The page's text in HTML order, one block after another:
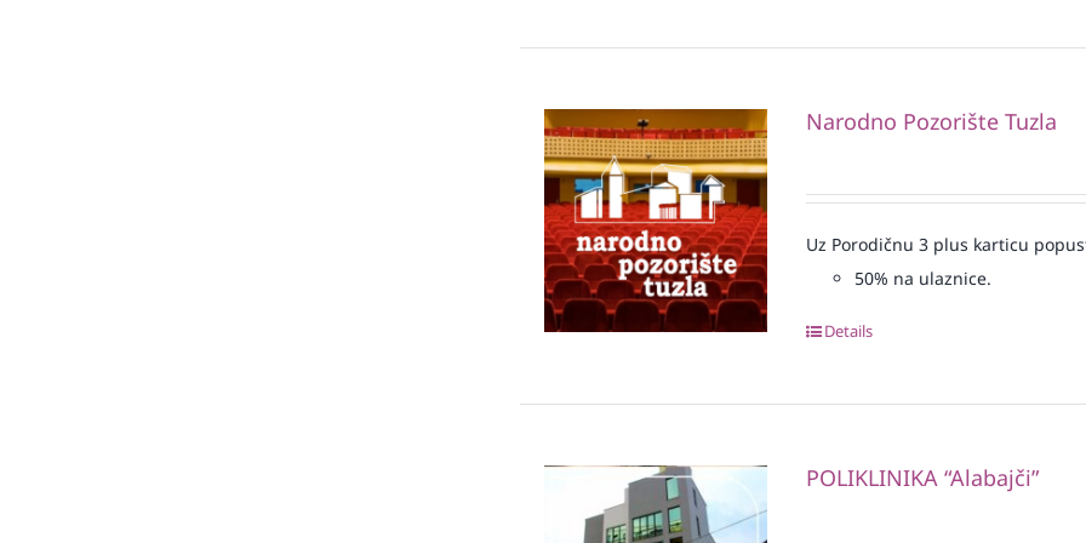
Narodno Pozorište Tuzla
Uz Porodičnu 3 plus karticu
50% na ulaznice.
Details
POLIKLINIKA “Alabajči”